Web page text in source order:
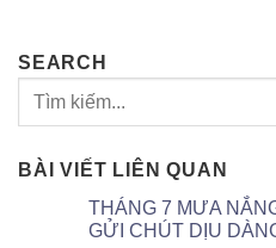
SEARCH
BÀI VIẾT LIÊN QUAN
THÁNG 7 MƯA
GỬI CHÚT DỊU